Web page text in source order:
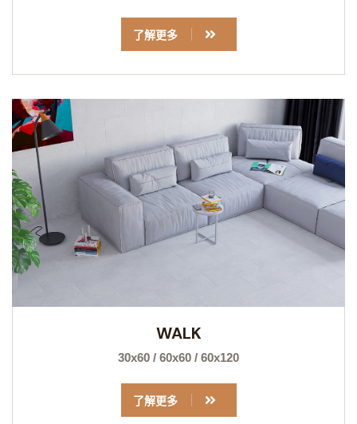
了解更多
WALK
30x60 / 60x60 / 60x120
了解更多